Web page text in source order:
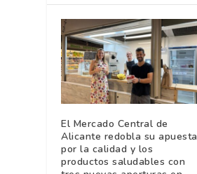
El Mercado Central de
Alicante redobla su apuesta
por la calidad y los
productos saludables con